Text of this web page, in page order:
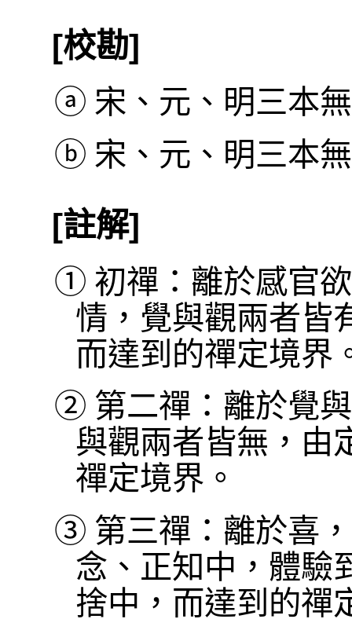
[校勘]
ⓐ 宋、元、明三本
ⓑ 宋、元、明三本
[註解]
① 初禪：離於感官
情，覺與觀兩者皆
而達到的禪定境界
② 第二禪：離於覺
與觀兩者皆無，由
禪定境界。
③ 第三禪：離於喜
念、正知中，體驗
捨中，而達到的禪